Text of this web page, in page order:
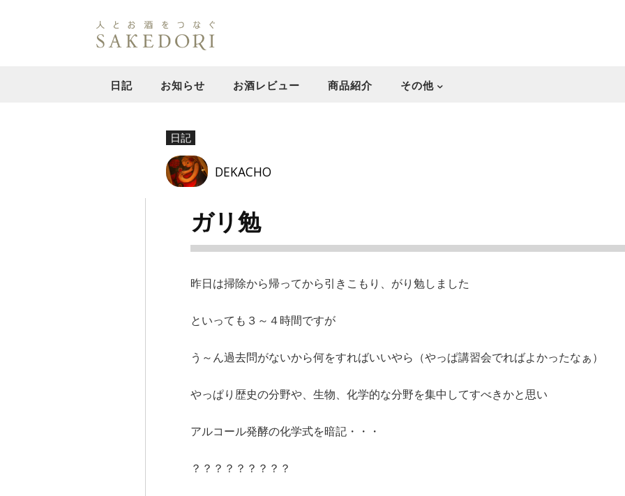
日記 お知らせ お酒レビュー 商品紹介 その他
日記
DEKACHO
ガリ勉
昨日は掃除から帰ってから引きこもり、がり勉しました
といっても３～４時間ですが
う～ん過去問がないから何をすればいいやら（やっぱ講習会でればよかったなぁ）
やっぱり歴史の分野や、生物、化学的な分野を集中してすべきかと思い
アルコール発酵の化学式を暗記・・・
？？？？？？？？？